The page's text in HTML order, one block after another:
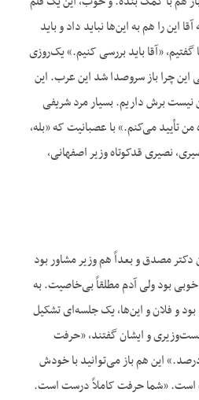
را هم به این‌ها نباید داد و باید
«آقا باید بررسی کنیم.» یک‌روزی
این چرا باز سروصدا شد این عرب. این
نیست برش داریم. بسیار مرد شریفی
تأیید می‌کنم.» با عصبانیت که «بله،
نصیری قدکوتاه وزیر اصفهانی،
مصدق و بعداً هم وزیر مشاور بود
بود ولی آدم مطلقاً بی‌خاصیت. به
و فلان و این‌ها، یک جلسه‌ای تشکیل
و ایشان گفتند، «حرفت
این هم باز می‌توانید با خودش
است. «شما حرفت کاملاً درست است.